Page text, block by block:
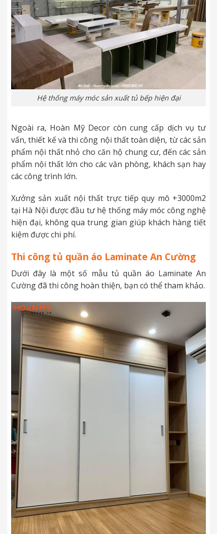
Hệ thống máy móc sản xuất tủ bếp hiện đại
Ngoài ra, Hoàn Mỹ Decor còn cung cấp dịch vụ tư
vấn, thiết kế và thi công nội thất toàn diện, từ các sản
phẩm nội thất nhỏ cho căn hộ chung cư, đến các sản
phẩm nội thất lớn cho các văn phòng, khách sạn hay
các công trình lớn.
Xưởng sản xuất nội thất trực tiếp quy mô +3000m2
tại Hà Nội được đầu tư hệ thống máy móc công nghệ
hiện đại, không qua trung gian giúp khách hàng tiết
kiệm được chi phí.
Thi công tủ quần áo Laminate An Cường
Dưới đây là một số mẫu tủ quần áo Laminate An
Cường đã thi công hoàn thiện, bạn có thể tham khảo.